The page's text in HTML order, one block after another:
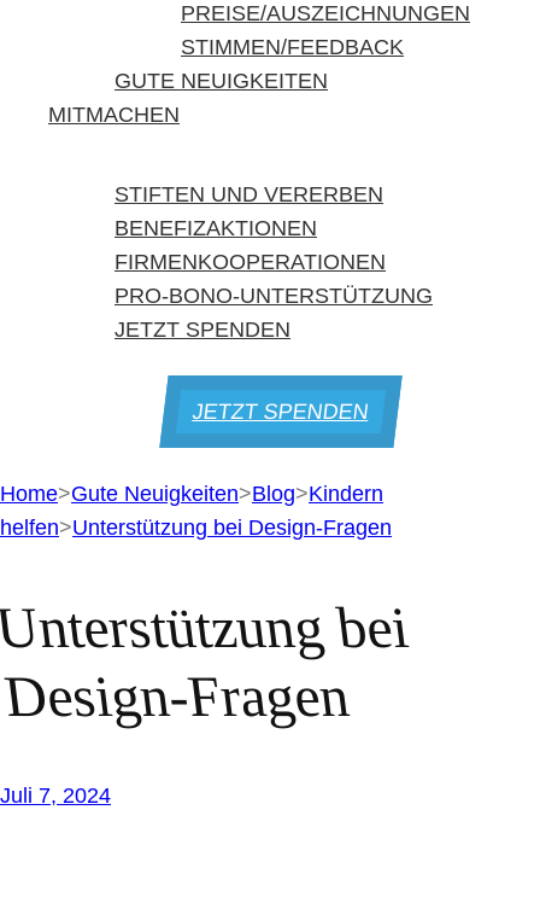
PREISE/AUSZEICHNUNGEN
STIMMEN/FEEDBACK
GUTE NEUIGKEITEN
MITMACHEN
STIFTEN UND VERERBEN
BENEFIZAKTIONEN
FIRMENKOOPERATIONEN
PRO-BONO-UNTERSTÜTZUNG
JETZT SPENDEN
JETZT SPENDEN
Home>Gute Neuigkeiten>Blog>Kindern
helfen>Unterstützung bei Design-Fragen
bei
Design-Fragen
Juli 7, 2024